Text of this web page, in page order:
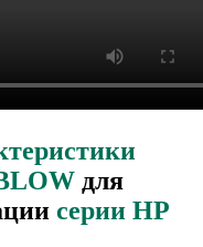
для
серии HP